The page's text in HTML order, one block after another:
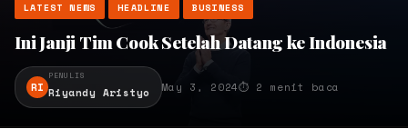
LATEST NEWS HEADLINE BUSINESS
Ini Janji Tim Cook Setelah Datang ke Indonesia
RI
PENULIS
Riyandy Aristyo May 3, 2024⏱ 2 menit baca